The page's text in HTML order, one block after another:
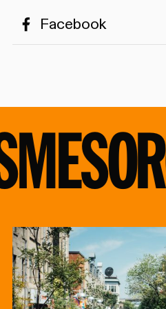
Facebook